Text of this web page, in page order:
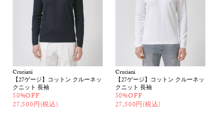
Cruciani
【27ゲージ】コットン クルーネッ
クニット 長袖
50%OFF
27,500円(税込)
Cruciani
【27ゲージ】コットン クルーネッ
クニット 長袖
50%OFF
27,500円(税込)